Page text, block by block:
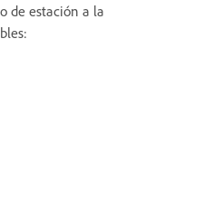
de estación a la